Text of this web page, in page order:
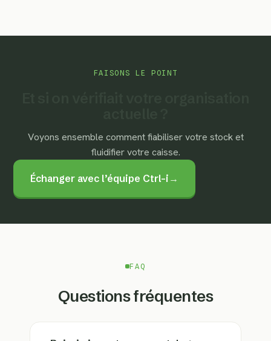
FAISONS LE POINT
Voyons ensemble comment fiabiliser votre stock et
fluidifier votre caisse.
Échanger avec l’équipe Ctrl-i →
FAQ
Questions fréquentes